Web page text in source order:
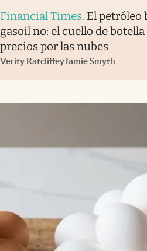
Financial Times. El petróleo
gasoil no: el cuello de
precios por las nubes
Verity RatcliffeyJamie Smyth